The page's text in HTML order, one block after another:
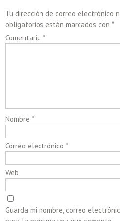
Tu dirección de correo electrónico
obligatorios están marcados con*
Comentario*
Nombre*
Correo electrónico*
Web
Guarda mi nombre, correo